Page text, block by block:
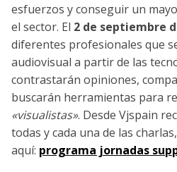
esfuerzos y conseguir un
el sector. El 2 de septiembre
diferentes profesionales que
audiovisual a partir de las
contrastarán opiniones,
buscarán herramientas para
«visualistas». Desde Vjspain
todas y cada una de las
aquí: programa jornadas